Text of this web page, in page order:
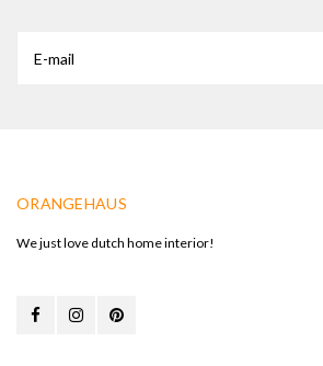
ORANGEHAUS
We just love dutch home interior!